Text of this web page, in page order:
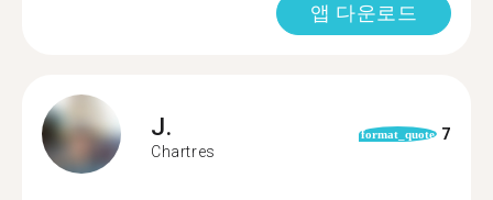
앱 다운로드
J.
Chartres
format_quote 7